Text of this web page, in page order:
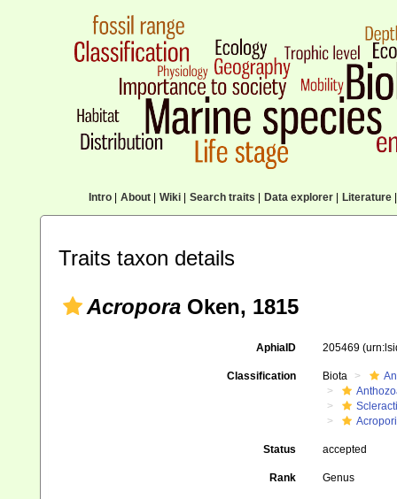
Intro| About| Wiki| Search traits Data explorer| Literature|
Traits taxon details
Acropora Oken, 1815
AphiaID 205469
Classification Biota
Status accepted
Rank Genus